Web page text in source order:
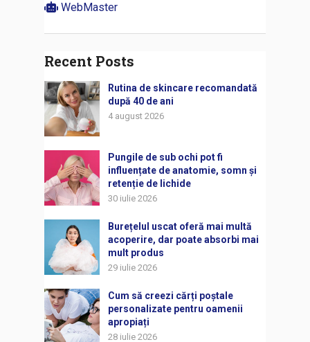
WebMaster
Recent Posts
Rutina de skincare recomandată
după 40 de ani
4 august 2026
Pungile de sub ochi pot fi
influențate de anatomie, somn și
retenție de lichide
30 iulie 2026
Burețelul uscat oferă mai multă
acoperire, dar poate absorbi mai
mult produs
29 iulie 2026
Cum să creezi cărți poștale
personalizate pentru oamenii
apropiați
28 iulie 2026